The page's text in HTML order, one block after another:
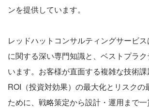
ンを提供しています。
レッドハットコンサルティングサービ
に関する深い専門知識と、ベストプラ
います。お客様が直面する複雑な技術課
ROI（投資対効果）の最大化とリスクの
ために、戦略策定から設計・運用まで